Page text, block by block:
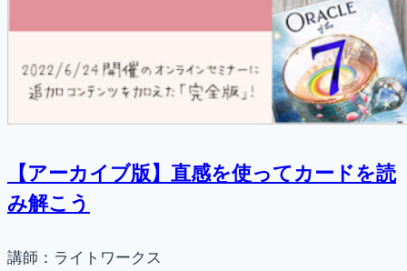
【アーカイブ版】直感を使ってカードを読
み解こう
講師：ライトワークス